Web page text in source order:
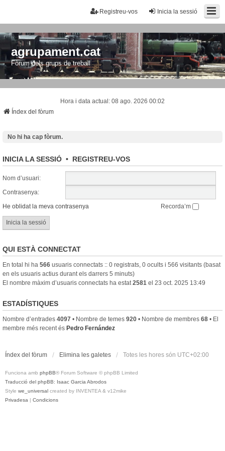
Inicia la sessió
Registreu-vos
agrupament.cat
Fòrum dels grups de treball
Hora i data actual: 08 ago. 2026 00:02
Índex del fòrum
No hi ha cap fòrum.
INICIA LA SESSIÓ • REGISTREU-VOS
Nom d’usuari:
Contrasenya:
He oblidat la meva contrasenya
Recorda’m
QUI ESTÀ CONNECTAT
En total hi ha 566 usuaris connectats :: 0 registrats, 0 ocults i 566 visitants (basat
en els usuaris actius durant els darrers 5 minuts)
El nombre màxim d’usuaris connectats ha estat 2581 el 23 oct. 2025 13:49
ESTADÍSTIQUES
Nombre d’entrades 4097 • Nombre de temes 920 • Nombre de membres 68 • El
membre més recent és Pedro Fernández
Índex del fòrum Elimina les galetes Totes les hores són UTC+02:00
Funciona amb phpBB® Forum Software © phpBB Limited
Traducció del phpBB: Isaac Garcia Abrodos
Style we_universal created by INVENTEA & v12mike
Privadesa | Condicions